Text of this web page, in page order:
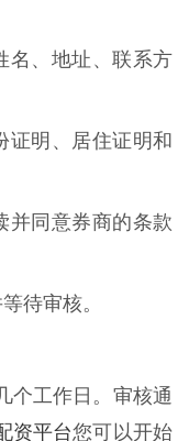
名、地址、联系方
证明、居住证明和
并同意券商的条款
待审核。
个工作日。审核通
资平台您可以开始